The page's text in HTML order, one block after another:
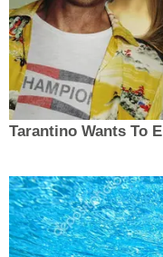
Tarantino Wants To